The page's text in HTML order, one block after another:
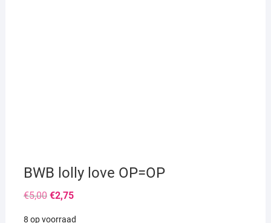
BWB lolly love OP=OP
€5,00 Oorspronkelijke
prijs
€2,75Huidige
8 op voorraad